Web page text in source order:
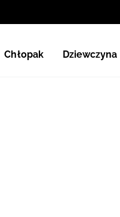
Chłopak Dziewczyna